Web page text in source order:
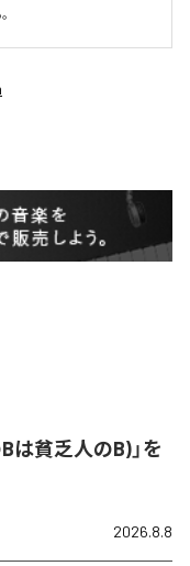
は貧乏人のB)」を
2026.8.8